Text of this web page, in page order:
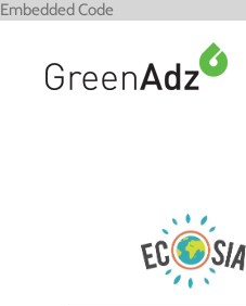
Embedded Code